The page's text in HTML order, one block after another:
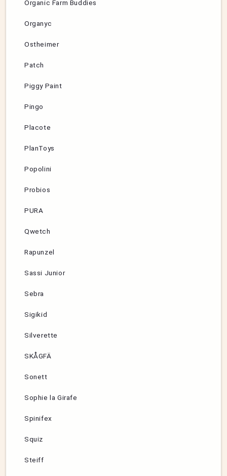
Organic Farm Buddies
Organyc
Ostheimer
Patch
Piggy Paint
Pingo
Placote
PlanToys
Popolini
Probios
PURA
Qwetch
Rapunzel
Sassi Junior
Sebra
Sigikid
Silverette
SKÅGFÄ
Sonett
Sophie la Girafe
Spinifex
Squiz
Steiff